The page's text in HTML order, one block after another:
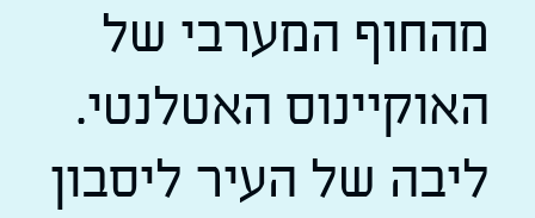
מהחוף המערבי של
האוקיינוס האטלנטי.
ליבה של העיר ליסבון